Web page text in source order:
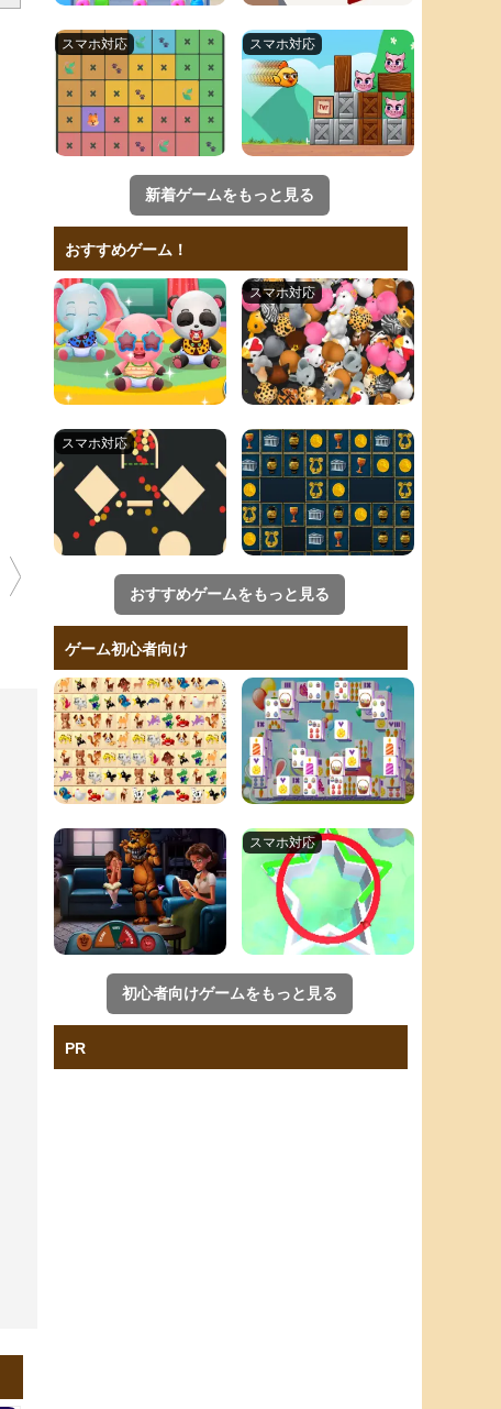
新着ゲームをもっと見る
おすすめゲーム！
おすすめゲームをもっと見る
ゲーム初心者向け
初心者向けゲームをもっと見る
PR